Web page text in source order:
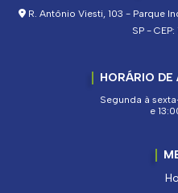
R. Antônio Viesti, 103 - Parque
SP -
HORÁRIO DE
Segunda à
e